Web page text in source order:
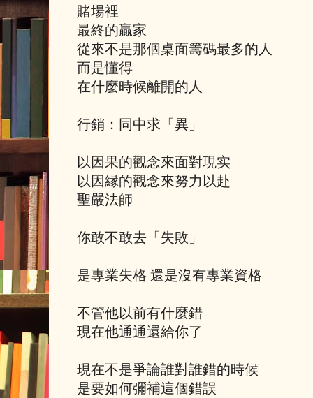
賭場裡
最終的贏家
從來不是那個桌面籌碼最多的人
而是懂得
在什麼時候離開的人
行銷：同中求「異」
以因果的觀念來面對現实
以因縁的觀念來努力以赴
聖嚴法師
你敢不敢去「失敗」
是專業失格 還是沒有專業資格
不管他以前有什麼錯
現在他通通還給你了
現在不是爭論誰對誰錯的時候
是要如何彌補這個錯誤